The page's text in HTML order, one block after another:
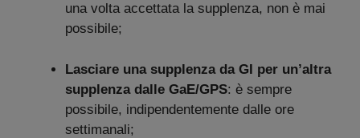
una volta accettata la supplenza, non è mai
possibile;
Lasciare una supplenza da GI per un’altra
supplenza dalle GaE/GPS: è sempre
possibile, indipendentemente dalle ore
settimanali;